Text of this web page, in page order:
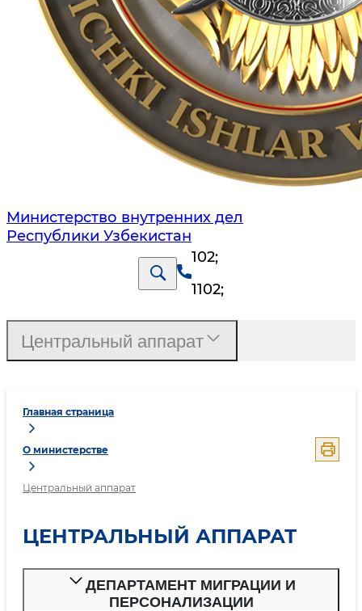
Министерство внутренних дел
Республики Узбекистан
102;
1102;
Главная страница
О министерстве
Центральный аппарат
ЦЕНТРАЛЬНЫЙ АППАРАТ
ДЕПАРТАМЕНТ МИГРАЦИИ И
ПЕРСОНАЛИЗАЦИИ
Центральный аппарат